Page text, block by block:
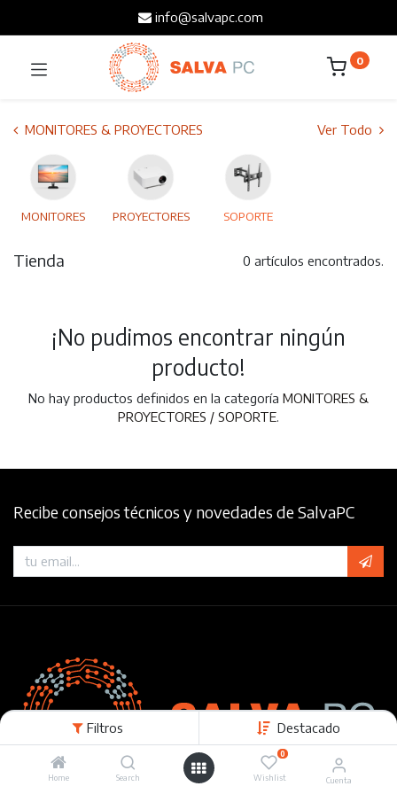
Filtros Destacado
Home Search
0
Wishlist Cuenta
info@salvapc.com
0
MONITORES & PROYECTORES Ver Todo
MONITORES PROYECTORES SOPORTE
Tienda 0 artículos encontrados.
¡No pudimos encontrar ningún
producto!
No hay productos definidos en la categoría MONITORES &
PROYECTORES / SOPORTE.
Recibe consejos técnicos y novedades de SalvaPC